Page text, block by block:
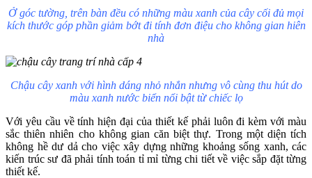
Ở góc tường, trên bàn đều có những màu xanh của cây cối đủ mọi
kích thước góp phần giảm bớt đi tính đơn điệu cho không gian hiên
nhà
Chậu cây xanh với hình dáng nhỏ nhắn nhưng vô cùng thu hút do
màu xanh nước biển nổi bật từ chiếc lọ
Với yêu cầu về tính hiện đại của thiết kế phải luôn đi kèm với màu
sắc thiên nhiên cho không gian căn biệt thự. Trong một diện tích
không hề dư dả cho việc xây dựng những khoảng sống xanh, các
kiến trúc sư đã phải tính toán tỉ mỉ từng chi tiết về việc sắp đặt từng
thiết kế.